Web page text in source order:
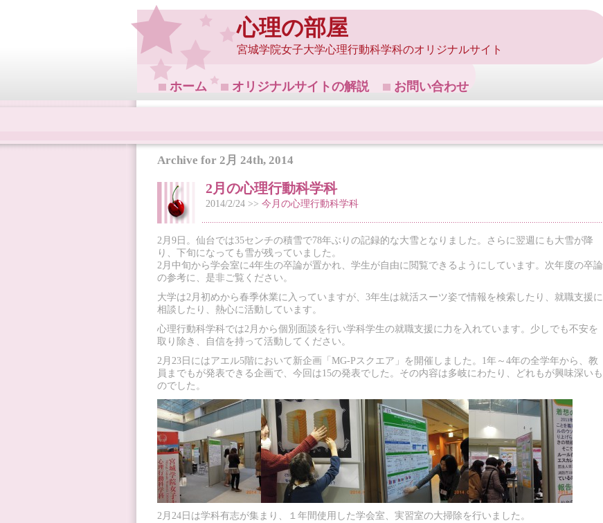
心理の部屋
宮城学院女子大学心理行動科学科のオリジナルサイト
ホーム オリジナルサイトの解説 お問い合わせ
Archive for 2月 24th, 2014
2月の心理行動科学科
2014/2/24 >> 今月の心理行動科学科
2月9日。仙台では35センチの積雪で78年ぶりの記録的な大雪となりました。さらに翌週にも大雪が降
り、下旬になっても雪が残っていました。
2月中旬から学会室に4年生の卒論が置かれ、学生が自由に閲覧できるようにしています。次年度の卒論
の参考に、是非ご覧ください。
大学は2月初めから春季休業に入っていますが、3年生は就活スーツ姿で情報を検索したり、就職支援に
相談したり、熱心に活動しています。
心理行動科学科では2月から個別面談を行い学科学生の就職支援に力を入れています。少しでも不安を
取り除き、自信を持って活動してください。
2月23日にはアエル5階において新企画「MG-Pスクエア」を開催しました。1年～4年の全学年から、教
員までもが発表できる企画で、今回は15の発表でした。その内容は多岐にわたり、どれもが興味深いも
のでした。
2月24日は学科有志が集まり、１年間使用した学会室、実習室の大掃除を行いました。